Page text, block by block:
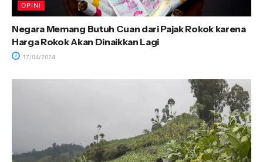
OPINI
Negara Memang Butuh Cuan dari Pajak Rokok karena
Harga Rokok Akan Dinaikkan Lagi
17/04/2024